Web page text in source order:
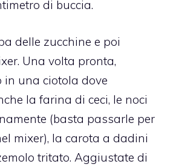
di buccia.
delle zucchine e poi
Una volta pronta,
in una ciotola dove
la farina di ceci, le noci
(basta passarle per
mixer), la carota a dadini
tritato. Aggiustate di